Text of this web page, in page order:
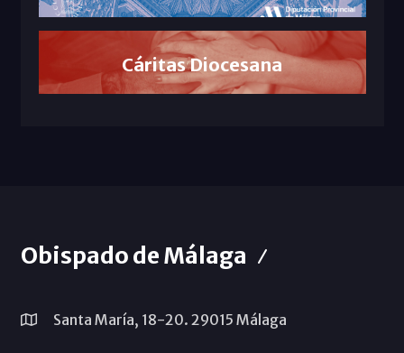
Cáritas Diocesana
Obispado de Málaga
Santa María, 18-20. 29015 Málaga